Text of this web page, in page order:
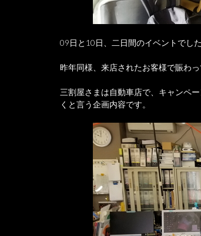
09日と10日、二日間のイベントでした
昨年同様、来店されたお客様で賑わっ
三割屋さまは自動車店で、キャンペ
くと言う企画内容です。